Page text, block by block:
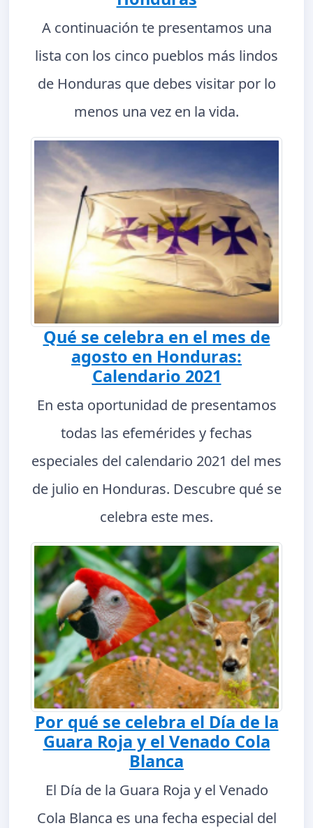
A continuación te presentamos una
lista con los cinco pueblos más lindos
de Honduras que debes visitar por lo
menos una vez en la vida.
Qué se celebra en el mes de
agosto en Honduras:
Calendario 2021
En esta oportunidad de presentamos
todas las efemérides y fechas
especiales del calendario 2021 del mes
de julio en Honduras. Descubre qué se
celebra este mes.
Por qué se celebra el Día de la
Guara Roja y el Venado Cola
Blanca
El Día de la Guara Roja y el Venado
Cola Blanca es una fecha especial del